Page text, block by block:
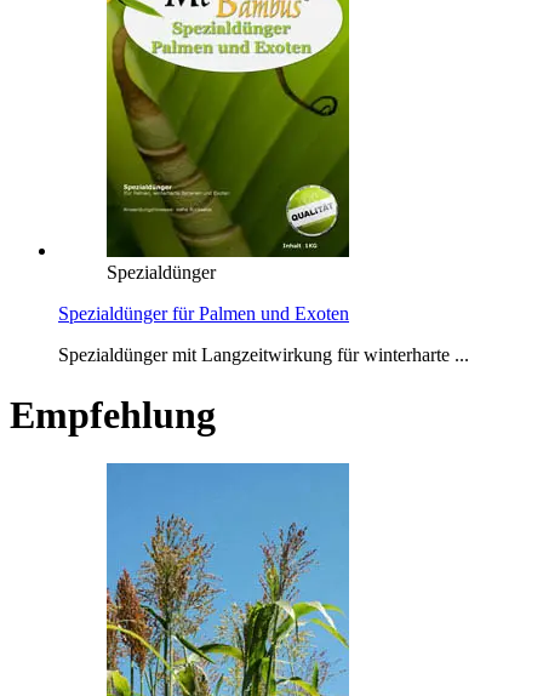
Spezialdünger
Spezialdünger für Palmen und Exoten
Spezialdünger mit Langzeitwirkung für winterharte ...
Empfehlung